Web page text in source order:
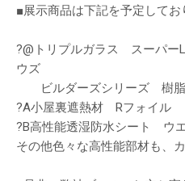
■展示商品は下記を予定してお
?@トリプルガラス スーパー
ウズ
ビルダーズシリーズ 樹脂
?A小屋裏遮熱材 Rフォイル
?B高性能透湿防水シート ウ
その他色々な高性能部材も、